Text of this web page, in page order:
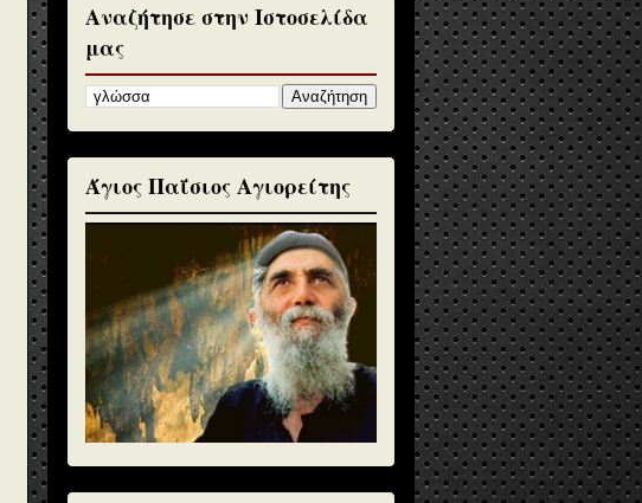
Αναζήτησε στην Ιστοσελίδα
μας
Άγιος Παΐσιος Αγιορείτης